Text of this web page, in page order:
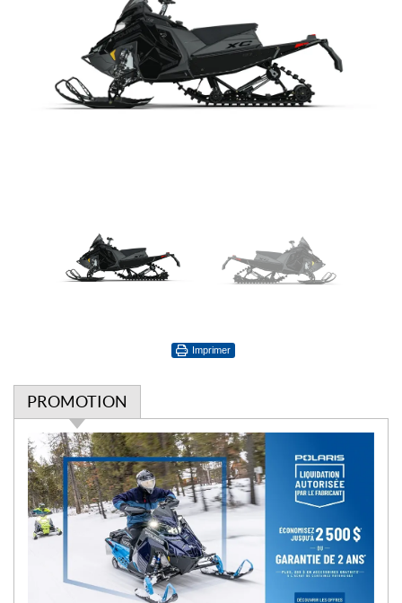
Imprimer
PROMOTION
P
r
o
m
o
t